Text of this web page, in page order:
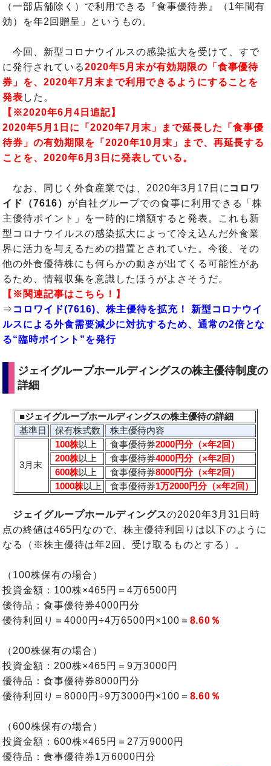
（一部店舗除く）で利用できる『食事優待券』（1年間有
効）を年2回贈呈」というもの。
今回、新型コロナウイルスの感染拡大を受けて、すで
に発行されている2020年5月末が有効期限の「食事優待
券」を、2020年7月末まで利用できるようにすることを
発表 した。
【※2020年6月4日追記】
2020年5月1日に「2020年7月末」まで延長した「食事優
待券」の有効期限を「2020年10月末」まで、再延長する
ことを、2020年6月3日に発表している。
なお、同じく外食産業では、2020年3月17日に コロワ
イド（7616） が自社グループでの食事に利用できる「株
主優待ポイント」を一時的に増額すると発表。これも新
型コロナウイルスの感染拡大によって冷え込んだ外食業
界に活力を与えるための措置とされていた。今後、その
他の外食優待株にも何らかの動きが出てくる可能性があ
るため、情報収集を意識したほうがよさそうだ。
【※関連記事はこちら！】
⇒ コロワイド(7616)、株主優待を拡充！ 新型コロナウイ
ルスによる外食需要減少に対抗するため、通常の2倍とな
る“臨時ポイント”を発行
ジェイグループホールディングスの株主優待制度の
詳細
■ジェイグループホールディングスの株主優待の詳細
基準日
保有株式数 株主優待内容
3月末
100株以上 食事優待券2000円分（×年2回）
200株以上 食事優待券4000円分（×年2回）
600株以上 食事優待券8000円分（×年2回）
1000株以上 食事優待券1万2000円分（×年2回）
ジェイグループホールディングスの2020年3月31日時
点の終値は465円なので、株主優待利回りは以下のように
なる（※株主優待は年2回、受け取るものとする）。
（100株保有の場合）
投資金額：100株×465円＝4万6500円
優待品：食事優待券4000円分
優待利回り＝4000円÷4万6500円×100＝ 8.60％
（200株保有の場合）
投資金額：200株×465円＝9万3000円
優待品：食事優待券8000円分
優待利回り＝8000円÷9万3000円×100＝ 8.60％
（600株保有の場合）
投資金額：600株×465円＝27万9000円
優待品：食事優待券1万6000円分